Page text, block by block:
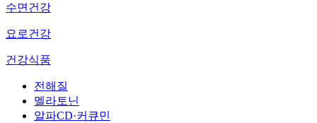
수면건강
요로건강
건강식품
전해질
멜라토닌
알파CD·커큐민